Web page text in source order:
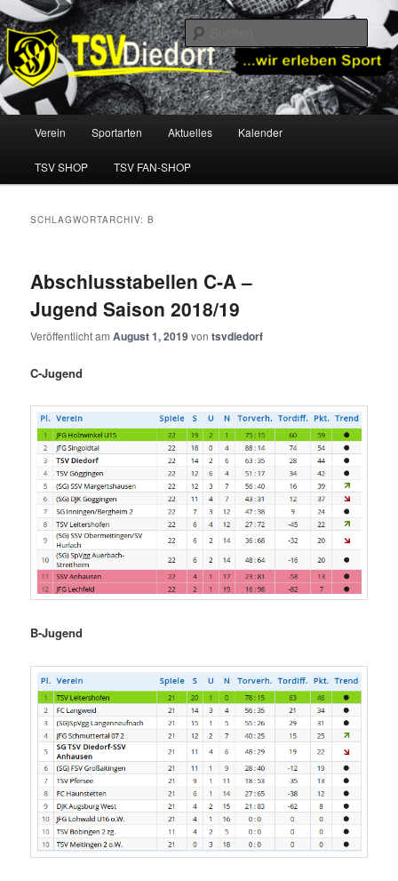
Zum
primären
Inhalt
springen
Zum
sekundären
Inhalt
springenTSV Diedorf
TSV Diedorf e.V.
Verein Sportarten Aktuelles Kalender
TSV SHOP TSV FAN-SHOP
SCHLAGWORTARCHIV:B
Abschlusstabellen C-A –
Jugend Saison 2018/19
Veröffentlicht amAugust 1, 2019vontsvdiedorf
C-Jugend
B-Jugend